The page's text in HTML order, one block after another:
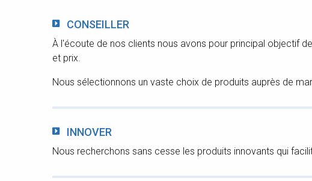
CONSEILLER
À l'écoute de nos clients nous avons pour principal objectif
et prix.
Nous sélectionnons un vaste choix de produits auprès de
INNOVER
Nous recherchons sans cesse les produits innovants qui